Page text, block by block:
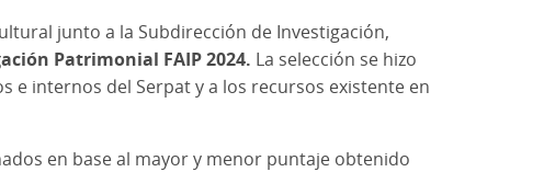
junto a la Subdirección de Investigación,
Patrimonial FAIP 2024. La selección se hizo
e internos del Serpat y a los recursos existente en
en base al mayor y menor puntaje obtenido